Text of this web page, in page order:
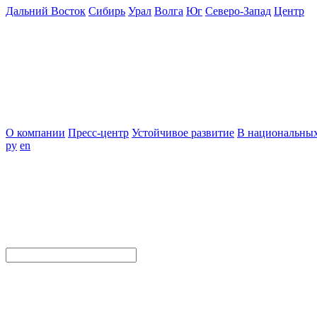
Дальний Восток Сибирь Урал Волга Юг Северо-Запад Центр
О компании Пресс-центр Устойчивое развитие В
ру en